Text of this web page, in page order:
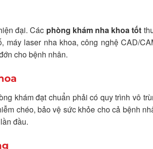
đại. Các phòng khám nha khoa tốt
máy laser nha khoa, công nghệ CAD/
cho bệnh nhân.
khám đạt chuẩn phải có quy trình vô
chéo, bảo vệ sức khỏe cho cả bệnh
đầu.